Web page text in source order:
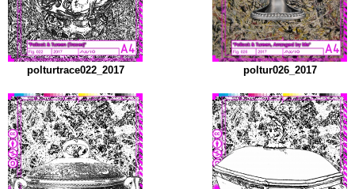
polturtrace022_2017 poltur026_2017